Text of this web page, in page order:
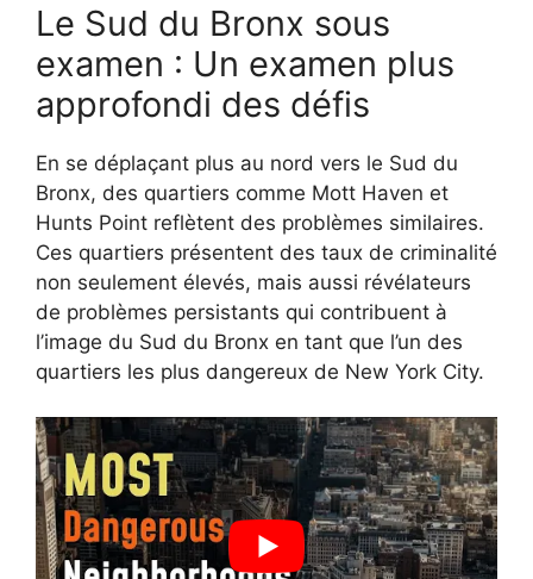
Le Sud du Bronx sous
examen : Un examen plus
approfondi des défis
En se déplaçant plus au nord vers le Sud du
Bronx, des quartiers comme Mott Haven et
Hunts Point reflètent des problèmes similaires.
Ces quartiers présentent des taux de criminalité
non seulement élevés, mais aussi révélateurs
de problèmes persistants qui contribuent à
l’image du Sud du Bronx en tant que l’un des
quartiers les plus dangereux de New York City.